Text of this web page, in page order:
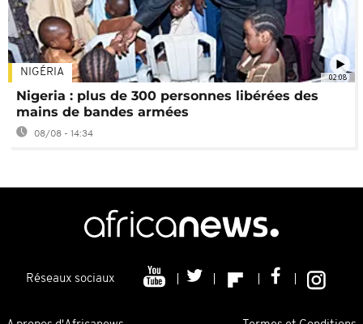
02:08
NIGÉRIA
Nigeria : plus de 300 personnes libérées des
mains de bandes armées
08/08 - 14:34
Réseaux sociaux